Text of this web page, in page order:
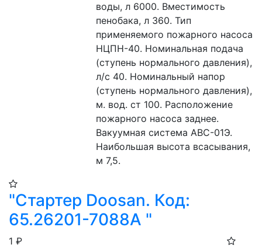
воды, л 6000. Вместимость
пенобака, л 360. Тип
применяемого пожарного насоса
НЦПН-40. Номинальная подача
(ступень нормального давления),
л/с 40. Номинальный напор
(ступень нормального давления),
м. вод. ст 100. Расположение
пожарного насоса заднее.
Вакуумная система АВС-01Э.
Наибольшая высота всасывания,
м 7,5.
"Стартер Doosan. Код:
65.26201-7088A "
1 ₽